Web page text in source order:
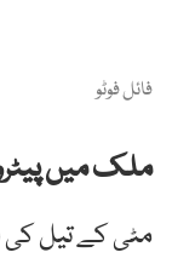
فائل فوٹو
ملک میں